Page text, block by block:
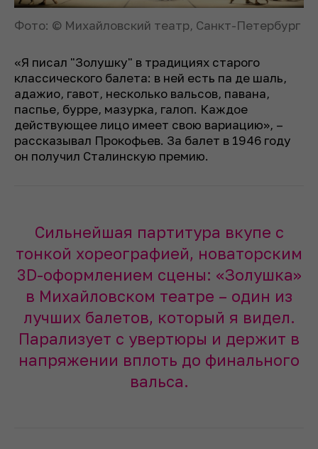
Фото: © Михайловский театр, Санкт-Петербург
«Я писал "Золушку" в традициях старого
классического балета: в ней есть па де шаль,
адажио, гавот, несколько вальсов, павана,
паспье, бурре, мазурка, галоп. Каждое
действующее лицо имеет свою вариацию», –
рассказывал Прокофьев. За балет в 1946 году
он получил Сталинскую премию.
Сильнейшая партитура вкупе с
тонкой хореографией, новаторским
3D-оформлением сцены: «Золушка»
в Михайловском театре – один из
лучших балетов, который я видел.
Парализует с увертюры и держит в
напряжении вплоть до финального
вальса.